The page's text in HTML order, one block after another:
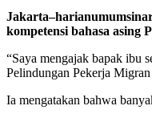
kompetensi bahasa asing
“Saya mengajak bapak ibu
Pelindungan Pekerja
Ia mengatakan bahwa